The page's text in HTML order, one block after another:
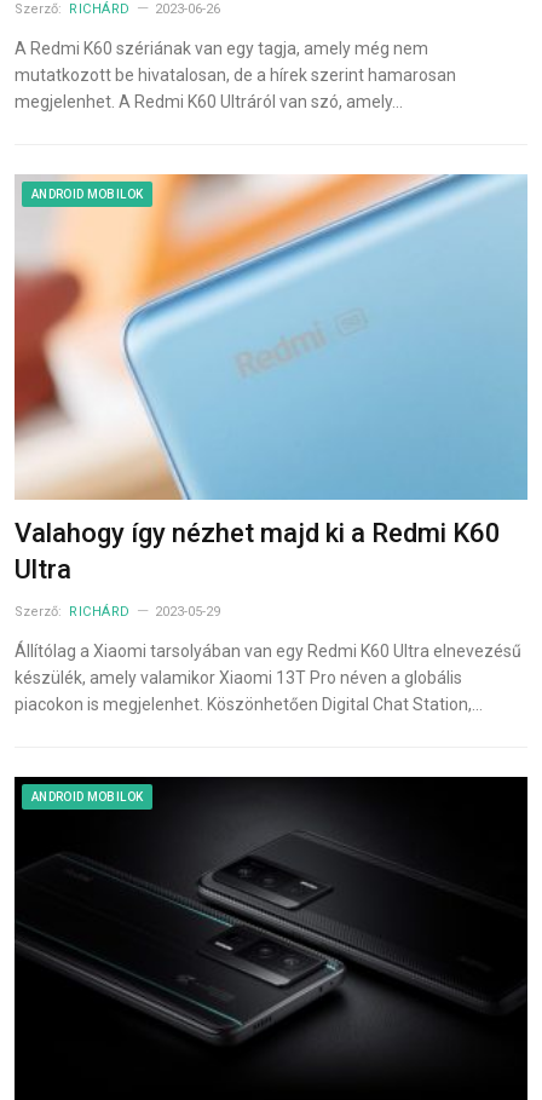
Szerző: RICHÁRD 2023-06-26
A Redmi K60 szériának van egy tagja, amely még nem
mutatkozott be hivatalosan, de a hírek szerint hamarosan
megjelenhet. A Redmi K60 Ultráról van szó, amely…
ANDROID MOBILOK
Valahogy így nézhet majd ki a Redmi K60
Ultra
Szerző: RICHÁRD 2023-05-29
Állítólag a Xiaomi tarsolyában van egy Redmi K60 Ultra elnevezésű
készülék, amely valamikor Xiaomi 13T Pro néven a globális
piacokon is megjelenhet. Köszönhetően Digital Chat Station,…
ANDROID MOBILOK